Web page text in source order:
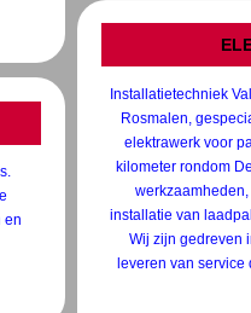
en
Installatietechniek
Rosmalen,
elektrawerk voor
kilometer rondom
installatie van
Wij zijn gedreven
leveren van service